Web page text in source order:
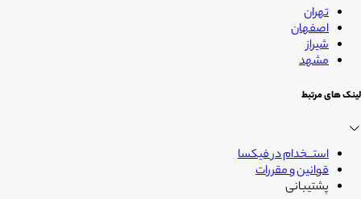
تهران
اصفهان
شیراز
مشهد
لینک های مرتبط
استــخدام در فیکسا
قوانین و مقررات
پشتیبانی